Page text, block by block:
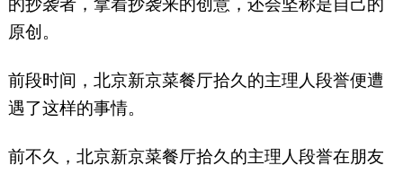
的抄袭者，拿着抄袭来的创意，还会坚称是自己的
原创。
前段时间，北京新京菜餐厅拾久的主理人段誉便遭
遇了这样的事情。
前不久，北京新京菜餐厅拾久的主理人段誉在朋友